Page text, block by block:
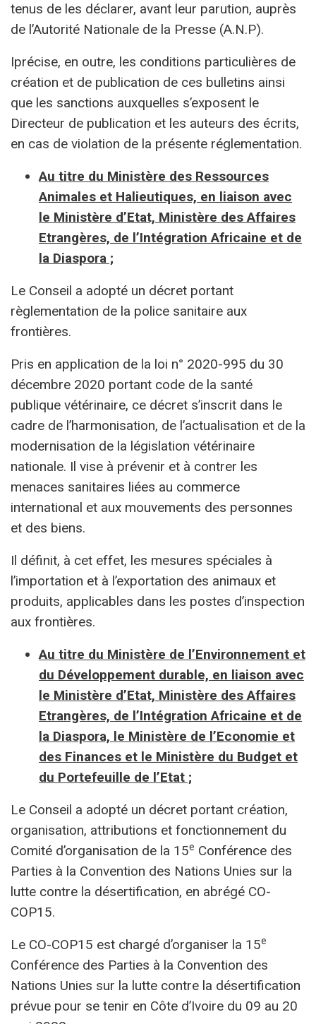
tenus de les déclarer, avant leur parution, auprès
de l’Autorité Nationale de la Presse (A.N.P).
Iprécise, en outre, les conditions particulières de
création et de publication de ces bulletins ainsi
que les sanctions auxquelles s’exposent le
Directeur de publication et les auteurs des écrits,
en cas de violation de la présente réglementation.
Au titre du Ministère des Ressources
Animales et Halieutiques, en liaison avec
le Ministère d’Etat, Ministère des Affaires
Etrangères, de l’Intégration Africaine et de
la Diaspora ;
Le Conseil a adopté un décret portant
règlementation de la police sanitaire aux
frontières.
Pris en application de la loi n° 2020-995 du 30
décembre 2020 portant code de la santé
publique vétérinaire, ce décret s’inscrit dans le
cadre de l’harmonisation, de l’actualisation et de la
modernisation de la législation vétérinaire
nationale. Il vise à prévenir et à contrer les
menaces sanitaires liées au commerce
international et aux mouvements des personnes
et des biens.
Il définit, à cet effet, les mesures spéciales à
l’importation et à l’exportation des animaux et
produits, applicables dans les postes d’inspection
aux frontières.
Au titre du Ministère de l’Environnement et
du Développement durable, en liaison avec
le Ministère d’Etat, Ministère des Affaires
Etrangères, de l’Intégration Africaine et de
la Diaspora, le Ministère de l’Economie et
des Finances et le Ministère du Budget et
du Portefeuille de l’Etat ;
Le Conseil a adopté un décret portant création,
organisation, attributions et fonctionnement du
Comité d’organisation de la 15e Conférence des
Parties à la Convention des Nations Unies sur la
lutte contre la désertification, en abrégé CO-
COP15.
Le CO-COP15 est chargé d’organiser la 15e
Conférence des Parties à la Convention des
Nations Unies sur la lutte contre la désertification
prévue pour se tenir en Côte d’Ivoire du 09 au 20